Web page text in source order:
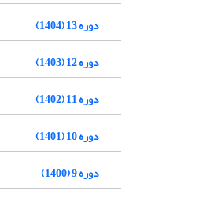
دوره 13 (1404)
دوره 12 (1403)
دوره 11 (1402)
دوره 10 (1401)
دوره 9 (1400)